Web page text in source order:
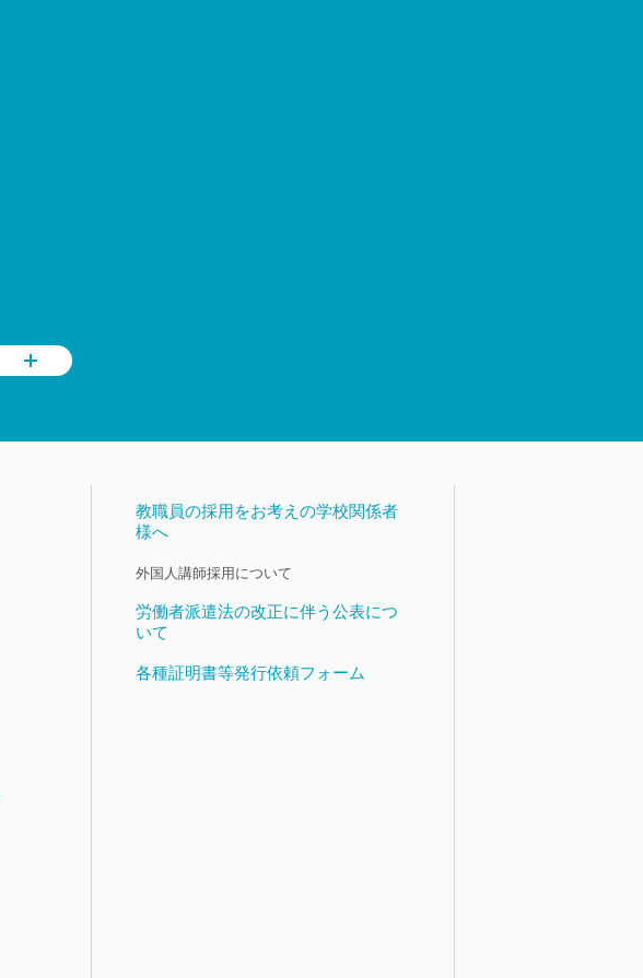
教職員の採用をお考えの学校関係者
様へ
外国人講師採用について
労働者派遣法の改正に伴う公表につ
いて
各種証明書等発行依頼フォーム